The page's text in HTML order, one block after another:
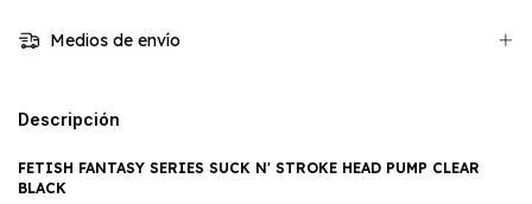
Medios de envío
Descripción
FETISH FANTASY SERIES SUCK N' STROKE HEAD PUMP CLEAR
BLACK